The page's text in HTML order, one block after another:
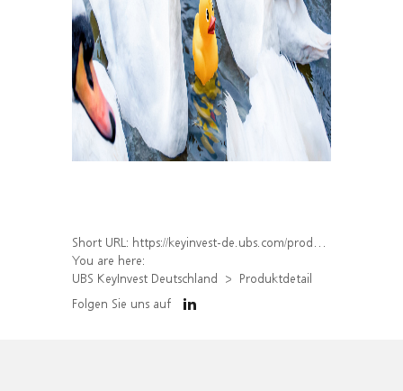
Short URL: https://keyinvest-de.ubs.com/produkt/detail/index/isin/DE000WA7MYQ7
You are here:
UBS KeyInvest Deutschland
Produktdetail
Folgen Sie uns auf